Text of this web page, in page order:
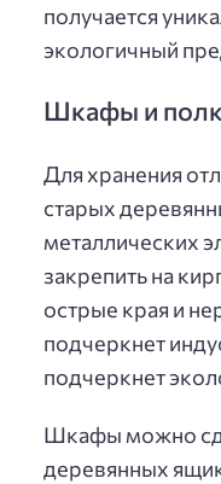
получается
экологичный
Шкафы и
Для хранения
старых
металлических
закрепить на
острые края и
подчеркнет
подчеркнет
Шкафы можно
деревянных